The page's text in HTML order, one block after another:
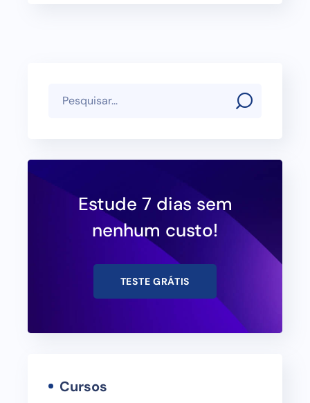
Estude 7 dias sem
nenhum custo!
TESTE GRÁTIS
Cursos